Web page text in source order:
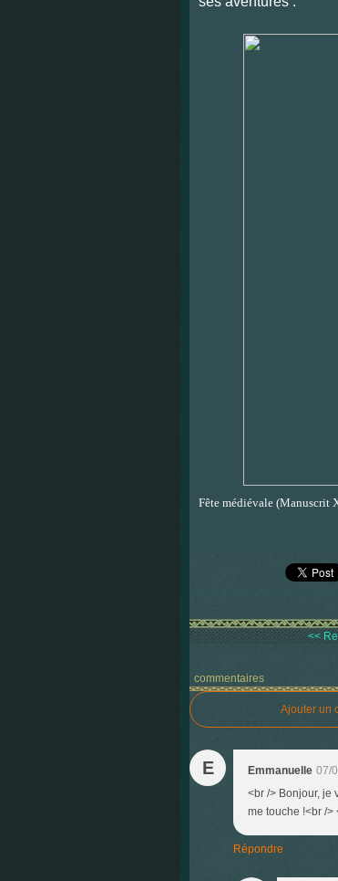
Fête médiévale (Manuscrit
<<
commentaires
Ajouter un
E Emmanuelle 07/
<br /> Bonjour, je
me touche !<br />
Répondre